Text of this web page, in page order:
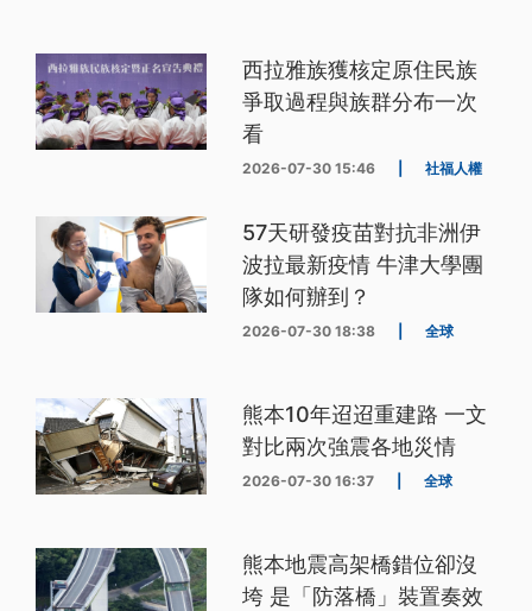
西拉雅族獲核定原住民族
爭取過程與族群分布一次
看
2026-07-30 15:46 社福人權
57天研發疫苗對抗非洲伊
波拉最新疫情 牛津大學團
隊如何辦到？
2026-07-30 18:38 全球
熊本10年迢迢重建路 一文
對比兩次強震各地災情
2026-07-30 16:37 全球
熊本地震高架橋錯位卻沒
垮 是「防落橋」裝置奏效